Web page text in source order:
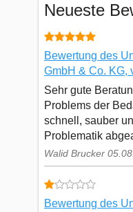
Neueste
Bewertung des
GmbH & Co. KG,
Sehr gute
Problems der
schnell, sauber
Problematik
Walid Brucker
Bewertung des